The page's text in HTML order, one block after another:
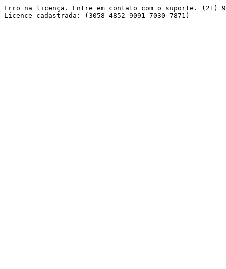
Erro na licença. Entre em contato com o suporte. (21)
Licence cadastrada: (3058-4852-9091-7030-7871)